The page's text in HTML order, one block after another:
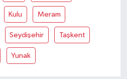
Kulu Meram
Seydişehir Taşkent
Yunak